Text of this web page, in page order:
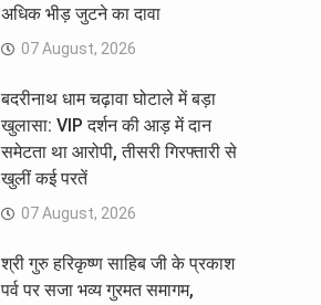
अधिक भीड़ जुटने का दावा
07 August, 2026
बदरीनाथ धाम चढ़ावा घोटाले में बड़ा
खुलासा: VIP दर्शन की आड़ में दान
समेटता था आरोपी, तीसरी गिरफ्तारी से
खुलीं कई परतें
07 August, 2026
श्री गुरु हरिकृष्ण साहिब जी के प्रकाश
पर्व पर सजा भव्य गुरमत समागम,